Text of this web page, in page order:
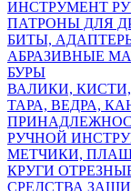
ИНСТРУМЕНТ
ПАТРОНЫ ДЛЯ
БИТЫ,
АБРАЗИВНЫЕ
БУРЫ
ВАЛИКИ,
ТАРА, ВЕДРА,
РУЧНОЙ
МЕТЧИКИ,
КРУГИ
СРЕДСТВА